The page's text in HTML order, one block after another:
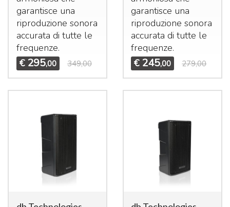
garantisce una
riproduzione sonora
accurata di tutte le
frequenze.
€ 295,00 349,00
garantisce una
riproduzione sonora
accurata di tutte le
frequenze.
€ 245,00 279,00